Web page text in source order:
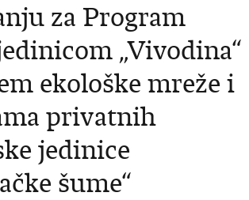
za Program
„Vivodina“
ekološke mreže i
privatnih
jedinice
šume“